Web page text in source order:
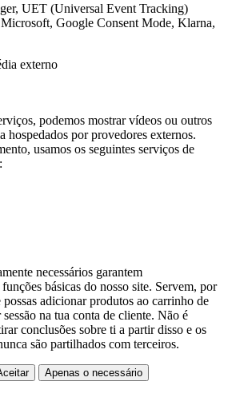
UET (Universal Event Tracking)
Google Consent Mode, Klarna,
externo
podemos mostrar vídeos ou outros
hospedados por provedores externos.
usamos os seguintes serviços de
necessários garantem
básicas do nosso site. Servem, por
adicionar produtos ao carrinho de
na tua conta de cliente. Não é
conclusões sobre ti a partir disso e os
são partilhados com terceiros.
Apenas o necessário